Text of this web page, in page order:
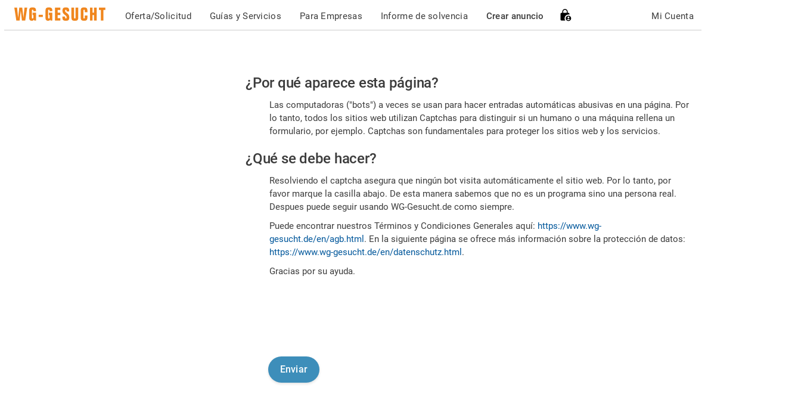
Oferta/Solicitud Guías y Servicios Para Empresas Informe de solvencia Crear anuncio Mi Cuenta
Por
favor,
confirme
es
humano
¿Por qué aparece esta página?
Las computadoras ("bots") a veces se usan para hacer entradas automáticas abusivas en una página. Por
lo tanto, todos los sitios web utilizan Captchas para distinguir si un humano o una máquina rellena un
formulario, por ejemplo. Captchas son fundamentales para proteger los sitios web y los servicios.
¿Qué se debe hacer?
Resolviendo el captcha asegura que ningún bot visita automáticamente el sitio web. Por lo tanto, por
favor marque la casilla abajo. De esta manera sabemos que no es un programa sino una persona real.
Despues puede seguir usando WG-Gesucht.de como siempre.
Puede encontrar nuestros Términos y Condiciones Generales aquí: https://www.wg-
gesucht.de/en/agb.html . En la siguiente página se ofrece más información sobre la protección de datos:
https://www.wg-gesucht.de/en/datenschutz.html .
Gracias por su ayuda.